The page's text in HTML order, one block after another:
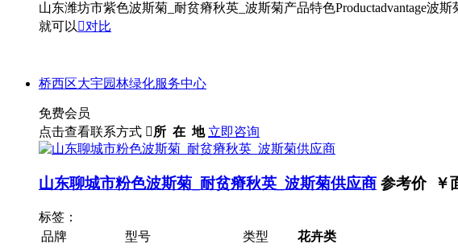
山东潍坊市紫色波斯菊_耐贫瘠秋英_波斯菊产品特色Productadvantage
就可以 对比
桥西区大宇园林绿化服务中心
免费会员
点击查看联系方式 所 在 地 立即咨询
山东聊城市粉色波斯菊_耐贫瘠秋英_波斯菊供应商 参考价 ￥
标签：
品牌
型号 类型
花卉类